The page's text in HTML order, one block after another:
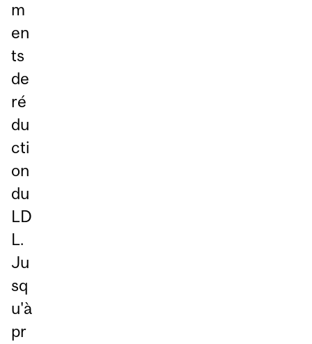
m
en
ts
de
ré
du
cti
on
du
LD
L.
Ju
sq
u'à
pr